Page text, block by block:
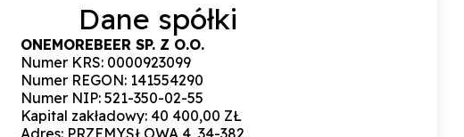
Dane spółki
ONEMOREBEER SP. Z O.O.
Numer KRS: 0000923099
Numer REGON: 141554290
Numer NIP: 521-350-02-55
Kapital zakładowy: 40 400,00 ZŁ
Adres: PRZEMYSŁOWA 4, 34-382